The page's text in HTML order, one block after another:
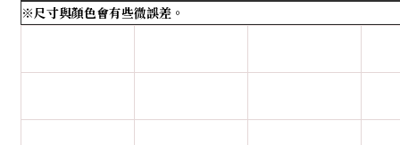
※尺寸與顏色會有些微誤差。